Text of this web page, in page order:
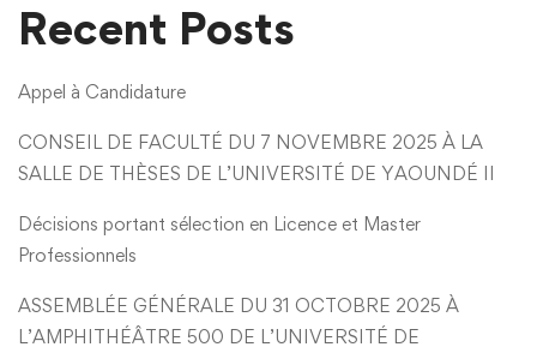
Recent Posts
Appel à Candidature
CONSEIL DE FACULTÉ DU 7 NOVEMBRE 2025 À LA
SALLE DE THÈSES DE L’UNIVERSITÉ DE YAOUNDÉ II
Décisions portant sélection en Licence et Master
Professionnels
ASSEMBLÉE GÉNÉRALE DU 31 OCTOBRE 2025 À
L’AMPHITHÉÂTRE 500 DE L’UNIVERSITÉ DE